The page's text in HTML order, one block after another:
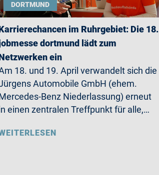
DORTMUND
im Ruhrgebiet: Die 18.
dortmund lädt zum
ein
18. und 19. April verwandelt sich die
Automobile GmbH (ehem.
Benz Niederlassung) erneut
einen zentralen Treffpunkt für alle,…